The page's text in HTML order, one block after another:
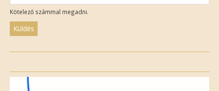
Kötelező számmal megadni.
field
empty.